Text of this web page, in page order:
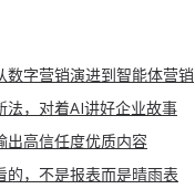
数字营销演进到智能体营销
法，对着AI讲好企业故事
出高信任度优质内容
的，不是报表而是晴雨表